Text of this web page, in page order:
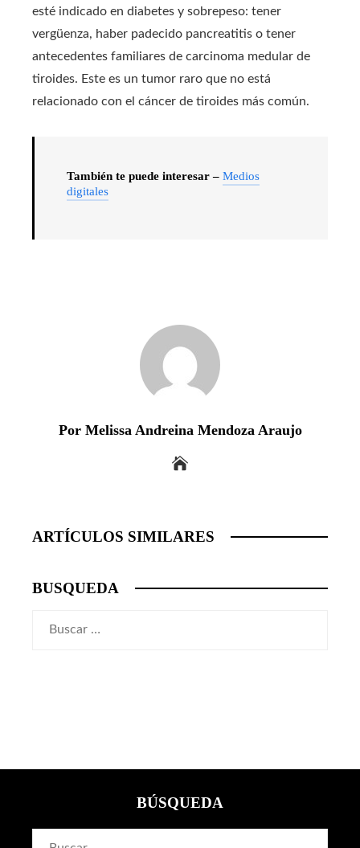
esté indicado en diabetes y sobrepeso: tener
vergüenza, haber padecido pancreatitis o tener
antecedentes familiares de carcinoma medular de
tiroides. Este es un tumor raro que no está
relacionado con el cáncer de tiroides más común.
También te puede interesar – Medios
digitales
Por Melissa Andreina Mendoza Araujo
ARTÍCULOS SIMILARES
BUSQUEDA
BÚSQUEDA